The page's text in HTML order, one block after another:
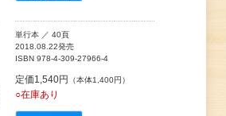
単行本 ／ 40頁
2018.08.22発売
ISBN 978-4-309-27966-4
定価1,540円 （本体1,400円）
○在庫あり